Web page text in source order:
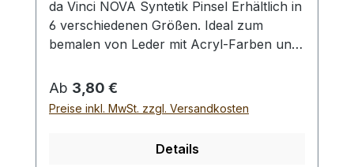
da Vinci NOVA Syntetik Pinsel Erhältlich in
6 verschiedenen Größen. Ideal zum
bemalen von Leder mit Acryl-Farben und
Syntetik-Fasern des Pinsels sind sehr
langlebig und unempfindlich gegenüber
Alkoholbasierten Lederfarben oder
goldfarbene Synthetikfasern -
Regulärer Preis:
Ab 3,80 €
Preise inkl. MwSt. zzgl. Versandkosten
Details